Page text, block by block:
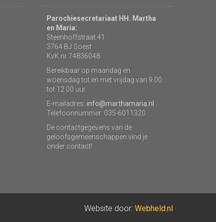
Parochiesecretariaat HH. Martha
en Maria:
Steenhoffstraat 41
3764 BJ Soest
KvK nr 74836048
Bereikbaar op maandag en
woensdag tot en met vrijdag van 9.00
tot 12.00 uur.
E-mailadres: info@marthamaria.nl
Telefoonnummer: 035-6011320
De contactgegevens van de
geloofsgemeenschappen vind je
onder contact!
Website door: Webheld.nl